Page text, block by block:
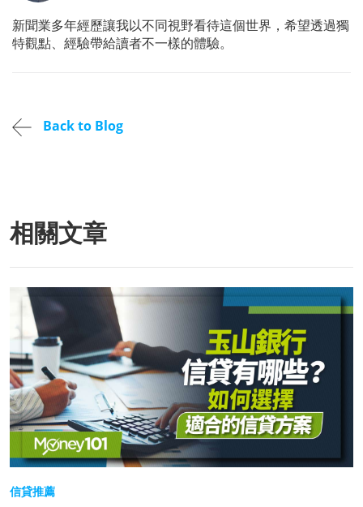
新聞業多年經歷讓我以不同視野看待這個世界，希望透過獨
特觀點、經驗帶給讀者不一樣的體驗。
Back to Blog
相關文章
信貸推薦